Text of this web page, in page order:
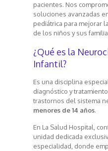
pacientes. Nos
soluciones avanzadas
pediátrica para mejorar
de los niños y sus
¿Qué es la
Infantil?
Es una disciplina
diagnóstico y
trastornos del sistema
menores de 14 años.
En La Salud Hospital,
unidad dedicada
especialidad, donde